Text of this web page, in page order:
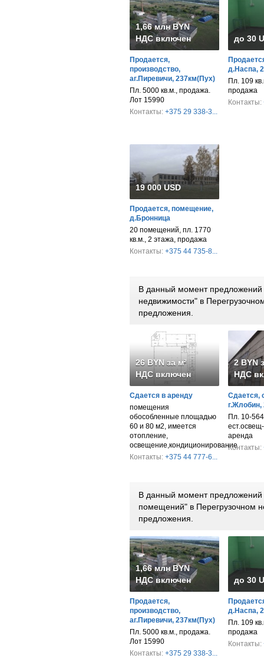
1,66 млн BYN
НДС включен
Продается,
производство,
аг.Пиревичи, 237км(Пух)
Пл. 5000 кв.м., продажа.
Лот 15990
Контакты: +375 29 338-3...
до 30
д.Наспа,
Пл. 109
продажа
Контакты:
19 000 USD
Продается, помещение,
д.Бронница
20 помещений, пл. 1770
кв.м., 2 этажа, продажа
Контакты: +375 44 735-8...
В данный момент предложений
недвижимости" в
предложения.
26 BYN за м²
НДС включен
Сдается в аренду
помещения
обособленные площадью
60 и 80 м2, имеется
отопление,
освещение,кондиционирование
Контакты: +375 44 777-6...
2 BYN
НДС
Сдается,
г.Жлобин,
Пл. 10-
аренда
Контакты:
В данный момент предложений
помещений" в Перегрузочном
предложения.
1,66 млн BYN
НДС включен
Продается,
производство,
аг.Пиревичи, 237км(Пух)
Пл. 5000 кв.м., продажа.
Лот 15990
Контакты: +375 29 338-3...
до 30
д.Наспа,
Пл. 109
продажа
Контакты: